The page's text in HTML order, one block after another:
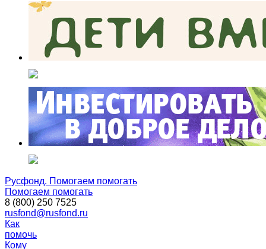
Русфонд. Помогаем помогать
Помогаем помогать
8 (800) 250 7525
rusfond@rusfond.ru
Как
помочь
Кому